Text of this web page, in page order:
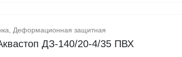
, Деформационная защитная
ДЗ-140/20-4/35 ПВХ